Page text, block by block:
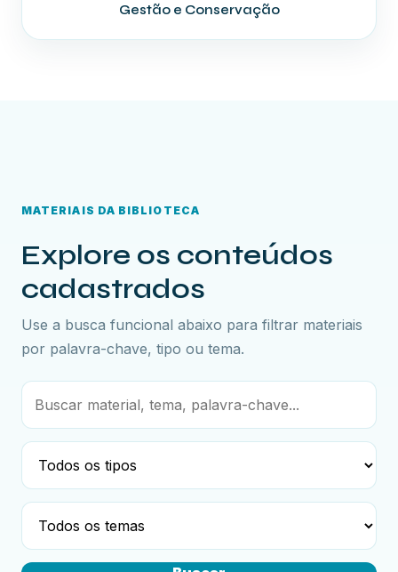
Gestão e Conservação
MATERIAIS DA BIBLIOTECA
Explore os conteúdos
cadastrados
Use a busca funcional abaixo para filtrar materiais
por palavra-chave, tipo ou tema.